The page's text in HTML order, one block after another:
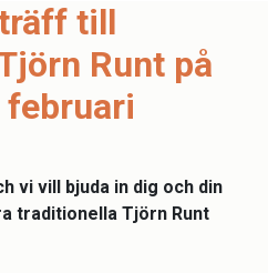
till
Runt på
februari
vi vill bjuda in dig och din
traditionella Tjörn Runt